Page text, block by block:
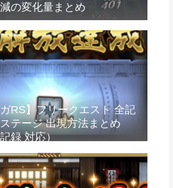
の変化量まとめ
ガRS】フリークエスト 全記
テージ 出現方法まとめ
記録 対応）